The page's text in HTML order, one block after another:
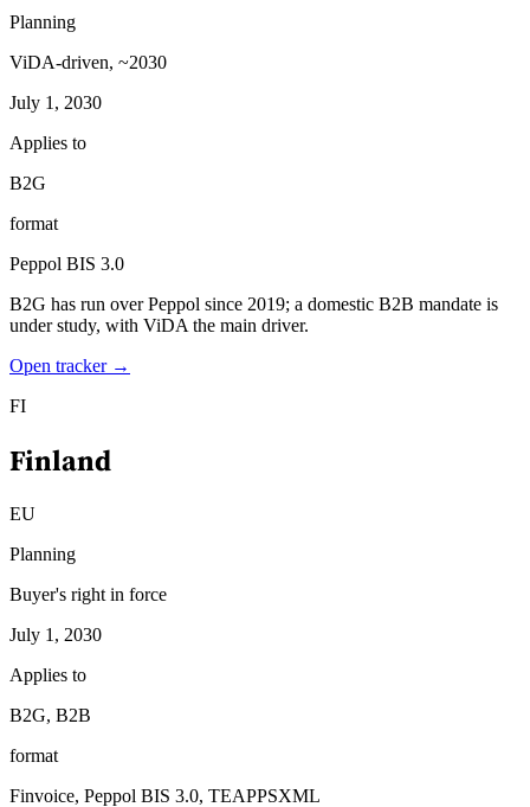
Planning
ViDA-driven, ~2030
July 1, 2030
Applies to
B2G
format
Peppol BIS 3.0
B2G has run over Peppol since 2019; a domestic B2B mandate is
under study, with ViDA the main driver.
Open tracker →
FI
Finland
EU
Planning
Buyer's right in force
July 1, 2030
Applies to
B2G, B2B
format
Finvoice, Peppol BIS 3.0, TEAPPSXML